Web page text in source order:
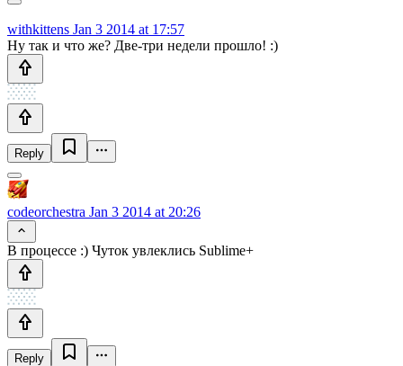
withkittens Jan 3 2014 at 17:57
Ну так и что же? Две-три недели прошло! :)
Reply
codeorchestra Jan 3 2014 at 20:26
В процессе :) Чуток увлеклись Sublime+
Reply